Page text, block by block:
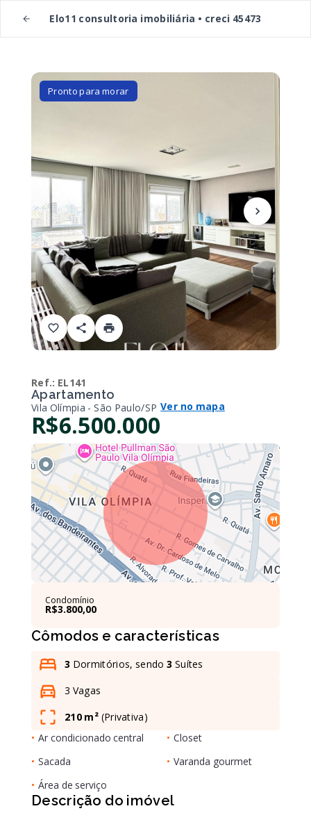
Elo11 consultoria imobiliária • creci 45473
Pronto para morar
Ref.: EL141
Apartamento
Vila Olímpia - São Paulo/SP Ver no mapa
R$6.500.000
Condomínio
R$3.800,00
Cômodos e características
3 Dormitórios, sendo3 Suítes
3 Vagas
210 m² (Privativa)
• Ar condicionado central • Closet
• Sacada • Varanda gourmet
• Área de serviço
Descrição do imóvel